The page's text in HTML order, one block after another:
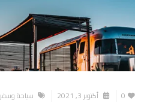
0 أكتوبر 3, 2021 سياحة وسفر